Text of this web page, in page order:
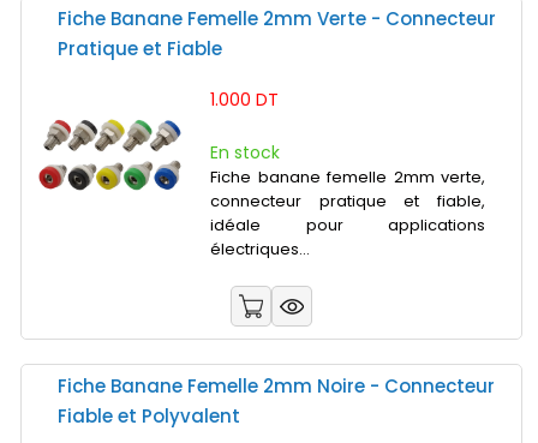
Fiche Banane Femelle 2mm Verte - Connecteur
Pratique et Fiable
1.000 DT
En stock
Fiche banane femelle 2mm verte,
connecteur pratique et fiable,
idéale pour applications
électriques...
Fiche Banane Femelle 2mm Noire - Connecteur
Fiable et Polyvalent